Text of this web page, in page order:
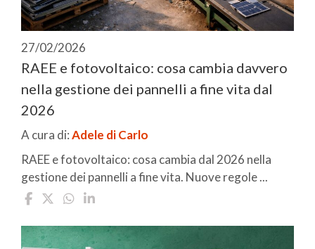
27/02/2026
RAEE e fotovoltaico: cosa cambia davvero
nella gestione dei pannelli a fine vita dal
2026
A cura di:Adele di Carlo
RAEE e fotovoltaico: cosa cambia dal 2026 nella
gestione dei pannelli a fine vita. Nuove regole ...